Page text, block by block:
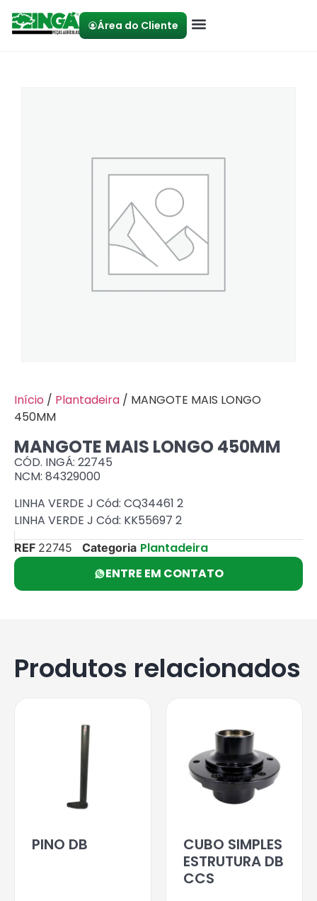
Área do Cliente
Início / Plantadeira / MANGOTE MAIS LONGO
450MM
MANGOTE MAIS LONGO 450MM
CÓD. INGÁ: 22745
NCM: 84329000
LINHA VERDE J Cód: CQ34461 2
LINHA VERDE J Cód: KK55697 2
REF 22745 Categoria Plantadeira
ENTRE EM CONTATO
Produtos relacionados
PINO DB
CUBO SIMPLES
ESTRUTURA DB
CCS